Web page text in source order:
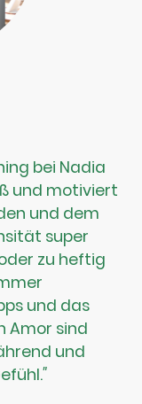
bei Nadia
und motiviert
und dem
super
zu heftig
und das
Amor sind
und
"